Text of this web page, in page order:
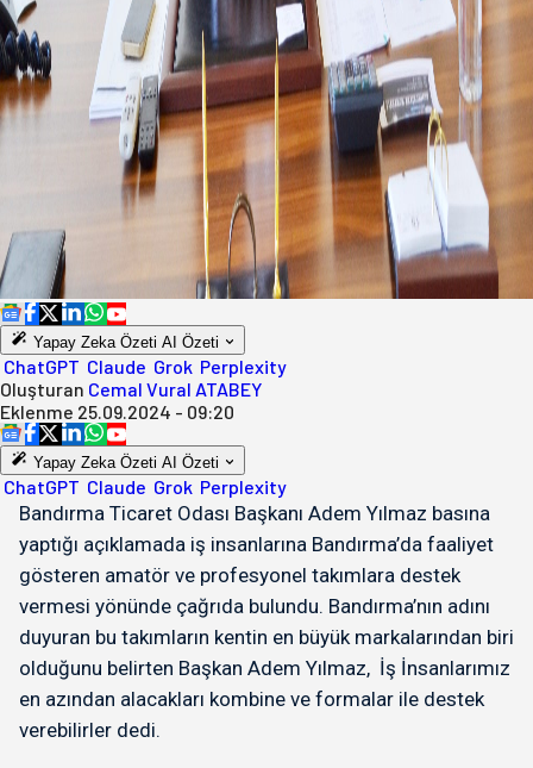
Yapay Zeka Özeti AI Özeti
ChatGPT Claude Grok Perplexity
Oluşturan Cemal Vural ATABEY
Eklenme 25.09.2024 - 09:20
Yapay Zeka Özeti AI Özeti
ChatGPT Claude Grok Perplexity
Bandırma Ticaret Odası Başkanı Adem Yılmaz basına
yaptığı açıklamada iş insanlarına Bandırma’da faaliyet
gösteren amatör ve profesyonel takımlara destek
vermesi yönünde çağrıda bulundu. Bandırma’nın adını
duyuran bu takımların kentin en büyük markalarından biri
olduğunu belirten Başkan Adem Yılmaz, İş İnsanlarımız
en azından alacakları kombine ve formalar ile destek
verebilirler dedi.